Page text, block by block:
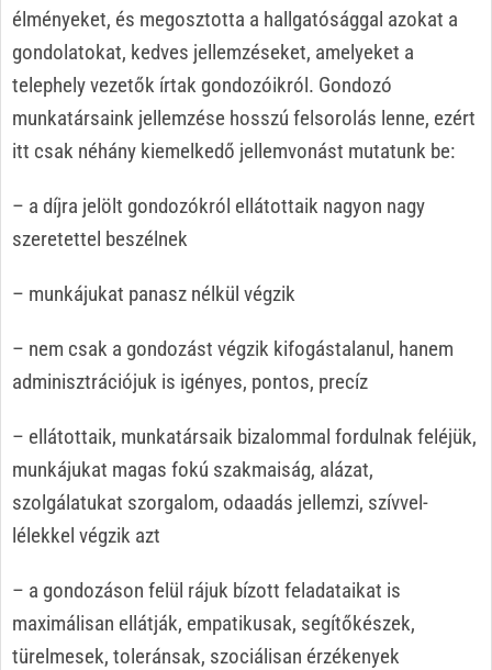
élményeket, és megosztotta a hallgatósággal azokat a
gondolatokat, kedves jellemzéseket, amelyeket a
telephely vezetők írtak gondozóikról. Gondozó
munkatársaink jellemzése hosszú felsorolás lenne, ezért
itt csak néhány kiemelkedő jellemvonást mutatunk be:
– a díjra jelölt gondozókról ellátottaik nagyon nagy
szeretettel beszélnek
– munkájukat panasz nélkül végzik
– nem csak a gondozást végzik kifogástalanul, hanem
adminisztrációjuk is igényes, pontos, precíz
– ellátottaik, munkatársaik bizalommal fordulnak feléjük,
munkájukat magas fokú szakmaiság, alázat,
szolgálatukat szorgalom, odaadás jellemzi, szívvel-
lélekkel végzik azt
– a gondozáson felül rájuk bízott feladataikat is
maximálisan ellátják, empatikusak, segítőkészek,
türelmesek, toleránsak, szociálisan érzékenyek